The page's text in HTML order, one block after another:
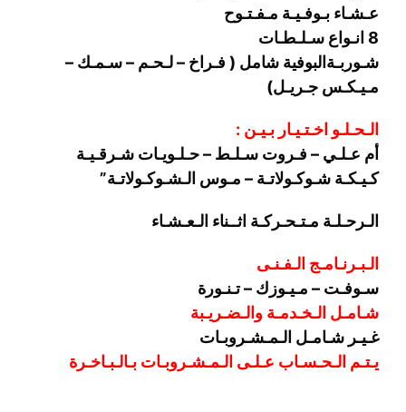
عـشـاء بـوفـيـة مـفـتـوح
8 انـواع سـلـطـات
شـوربـة البوفية شامل ( فـراخ – لـحـم – سـمـك –
مـيـكـس جـريـل)
الـحـلـو اخـتـيـار بـيـن :
أم عـلـي – فـروت سـلـط – حـلـويـات شـرقـيـة
كـيـكـة شـوكـولاتـة – مـوس الـشـوكـولاتـة”
الـرحـلـة مـتـحـركـة اثــناء الـعـشـاء
الـبـرنـامـج الـفـنـى
سـوفـت – مـيـوزك – تـنـورة
شـامـل الـخـدمـة والـضـريـبة
غـيـر شـامـل الـمـشـروبـات
يـتـم الـحـسـاب عـلـى الـمـشـروبـات بـالـبـاخـرة